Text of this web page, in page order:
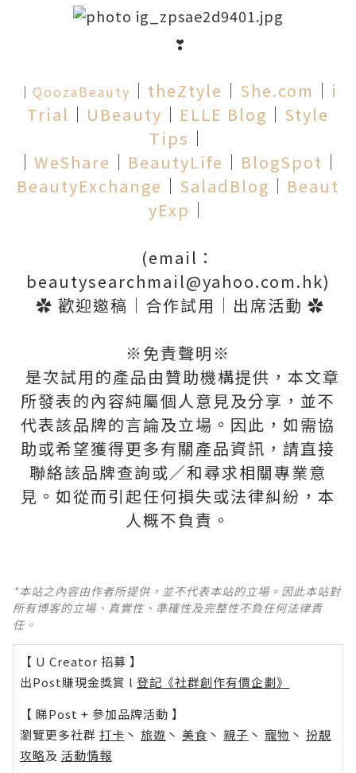
❣
│ QoozaBeauty │ theZtyle │ She.com │ i
Trial │ UBeauty │ ELLE Blog │ Style
Tips │
│ WeShare │ BeautyLife │ BlogSpot │
BeautyExchange │ SaladBlog │ Beaut
yExp │
(email：
beautysearchmail@yahoo.com.hk)
✿ 歡迎邀稿 │ 合作試用 │ 出席活動 ✿
※免責聲明※
是次試用的產品由贊助機構提供 ， 本文章
所發表的內容純屬個人意見及分享 ， 並不
代表該品牌的言論及立場。因此 ， 如需協
助或希望獲得更多有關產品資訊 ， 請直接
聯絡該品牌查詢或∕和尋求相關專業意
見。如從而引起任何損失或法律糾紛 ， 本
人概不負責。
*本站之內容由作者所提供，並不代表本站的立場。因此本站對
所有博客的立場、真實性、準確性及完整性不負任何法律責
任。
【 U Creator 招募 】
出Post賺現金獎賞 l 登記《社群創作有價企劃》
【 睇Post + 參加品牌活動 】
瀏覽更多社群 打卡 丶 旅遊 丶 美食 丶 親子 丶 寵物 丶 扮靚
攻略及 活動情報